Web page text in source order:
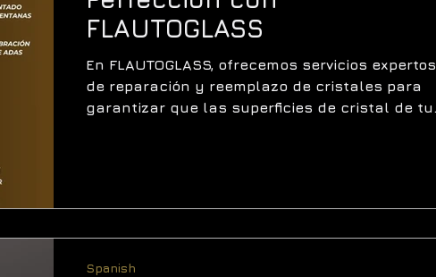
FLAUTOGLASS
En FLAUTOGLASS, ofrecemos servicios expertos
de reparación y reemplazo de cristales para
garantizar que las superficies de cristal de tu
Spanish